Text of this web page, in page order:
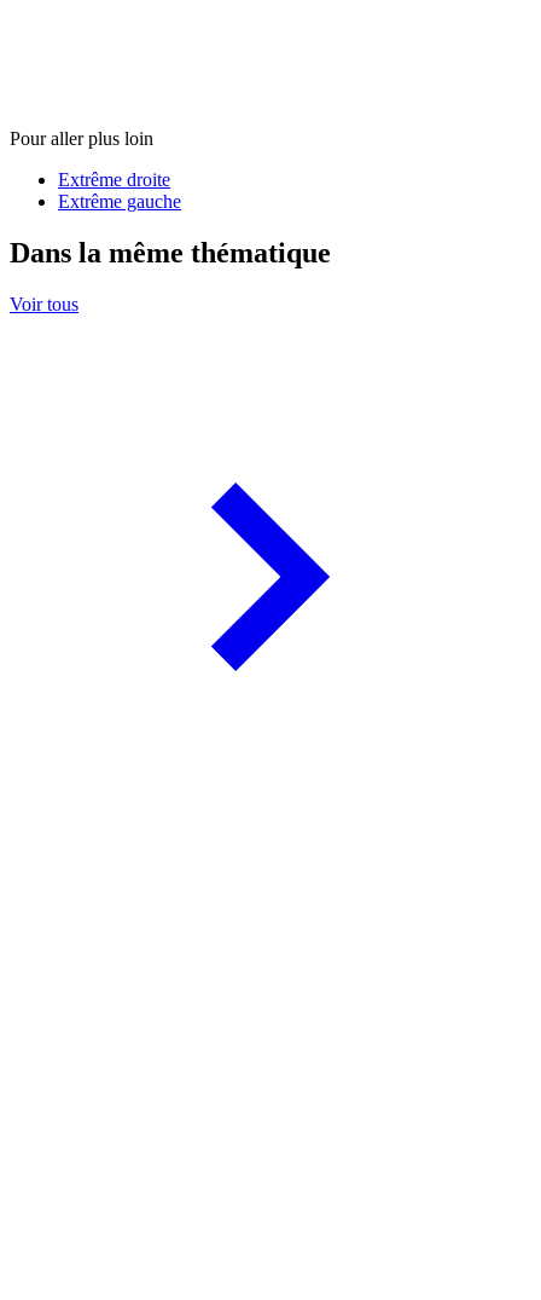
Pour aller plus loin
Extrême droite
Extrême gauche
Dans la même thématique
Voir tous